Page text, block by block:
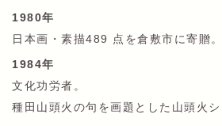
1980年
日本画・素描489 点を倉敷市に寄贈。
1984年
文化功労者。
種田山頭火の句を画題とした山頭火シ